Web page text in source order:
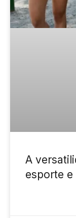
A
esporte e